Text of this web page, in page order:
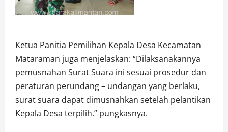
Ketua Panitia Pemilihan Kepala Desa Kecamatan
Mataraman juga menjelaskan: “Dilaksanakannya
pemusnahan Surat Suara ini sesuai prosedur dan
peraturan perundang – undangan yang berlaku,
surat suara dapat dimusnahkan setelah pelantikan
Kepala Desa terpilih.” pungkasnya.